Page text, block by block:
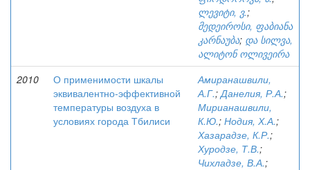
ლევიტი, ვ.;
მედეიროსი, ფაბიანა
კარნაუბა; და სილვა,
ალიტონ ოლივეირა
2010
О применимости шкалы
эквивалентно-эффективной
температуры воздуха в
условиях города Тбилиси
Амиранашвили,
А.Г.;Данелия, Р.А.;
Мирианашвили,
К.Ю.; Нодия, Х.А.;
Хазарадзе, К.Р.;
Хуродзе, Т.В.;
Чихладзе, В.А.;